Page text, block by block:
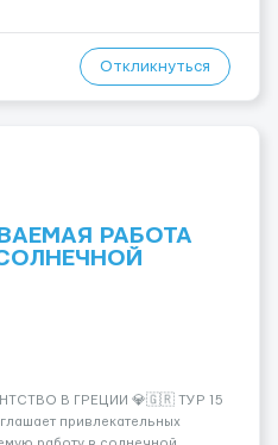
Откликнуться
РАБОТА
В ГРЕЦИИ 💎🇬🇷 ТУР 15
привлекательных